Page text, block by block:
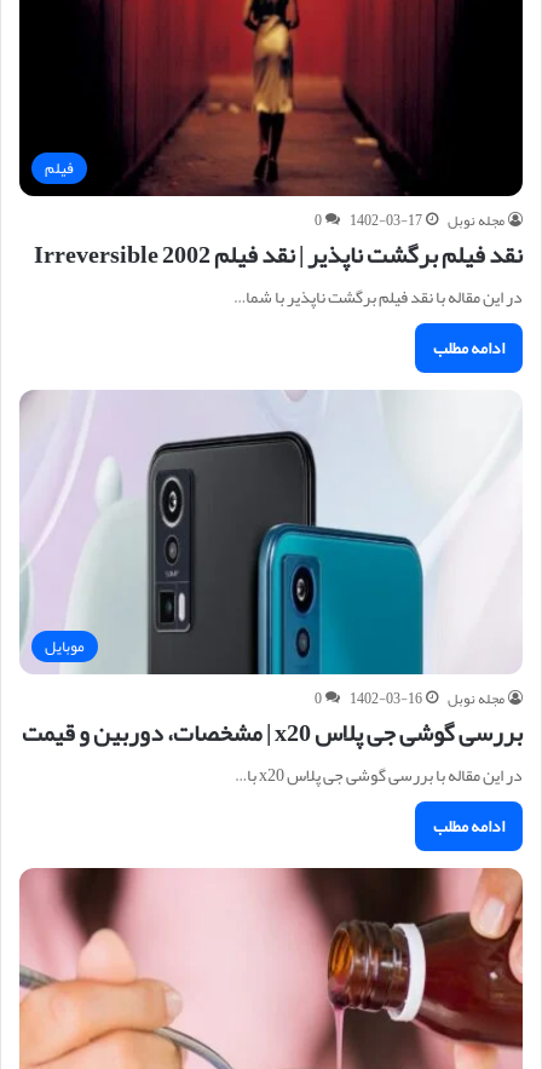
فیلم
مجله نوبل 1402-03-17
0
نقد فیلم برگشت ناپذیر | نقد فیلم 2002 Irreversible
در این مقاله با نقد فیلم برگشت ناپذیر با شما…
ادامه مطلب
موبایل
مجله نوبل 1402-03-16
0
بررسی گوشی جی پلاس x20 | مشخصات، دوربین و قیمت
در این مقاله با بررسی گوشی جی پلاس x20 با…
ادامه مطلب